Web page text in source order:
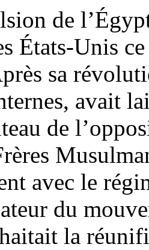
de
États-Unis
sa
avait
de
avec le
du
la